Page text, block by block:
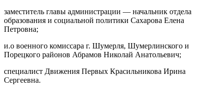
заместитель главы администрации — начальник отдела
образования и социальной политики Сахарова Елена
Петровна;
и.о военного комиссара г. Шумерля, Шумерлинского и
Порецкого районов Абрамов Николай Анатольевич;
специалист Движения Первых Красильникова Ирина
Сергеевна.